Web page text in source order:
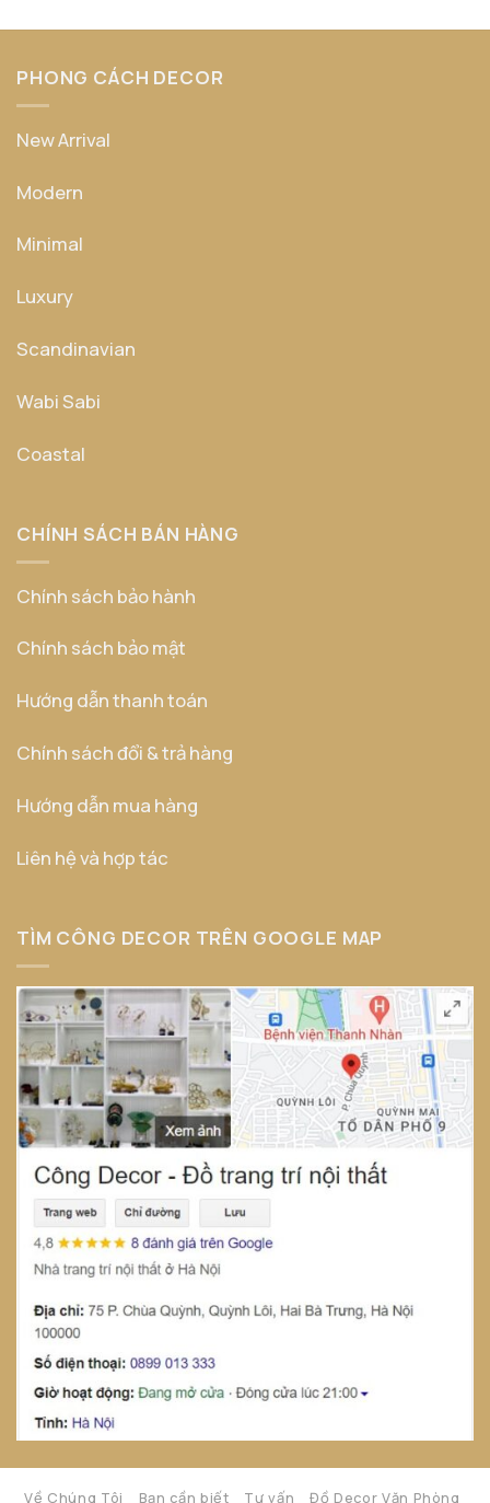
PHONG CÁCH DECOR
New Arrival
Modern
Minimal
Luxury
Scandinavian
Wabi Sabi
Coastal
CHÍNH SÁCH BÁN HÀNG
Chính sách bảo hành
Chính sách bảo mật
Hướng dẫn thanh toán
Chính sách đổi & trả hàng
Hướng dẫn mua hàng
Liên hệ và hợp tác
TÌM CÔNG DECOR TRÊN GOOGLE MAP
Về Chúng Tôi Bạn cần biết Tư vấn Đồ Decor Văn Phòng